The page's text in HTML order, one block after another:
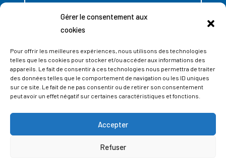
Gérer le consentement aux
cookies
Pour offrir les meilleures expériences, nous utilisons des technologies
telles que les cookies pour stocker et/ou accéder aux informations des
appareils. Le fait de consentir à ces technologies nous permettra de traiter
des données telles que le comportement de navigation ou les ID uniques
sur ce site. Le fait de ne pas consentir ou de retirer son consentement
peut avoir un effet négatif sur certaines caractéristiques et fonctions.
Accepter
Refuser